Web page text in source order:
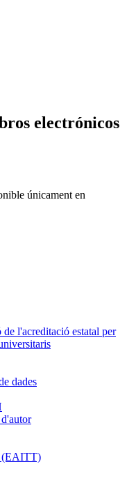
electrónicos
únicament en
l'acreditació estatal per
dades
(EAITT)